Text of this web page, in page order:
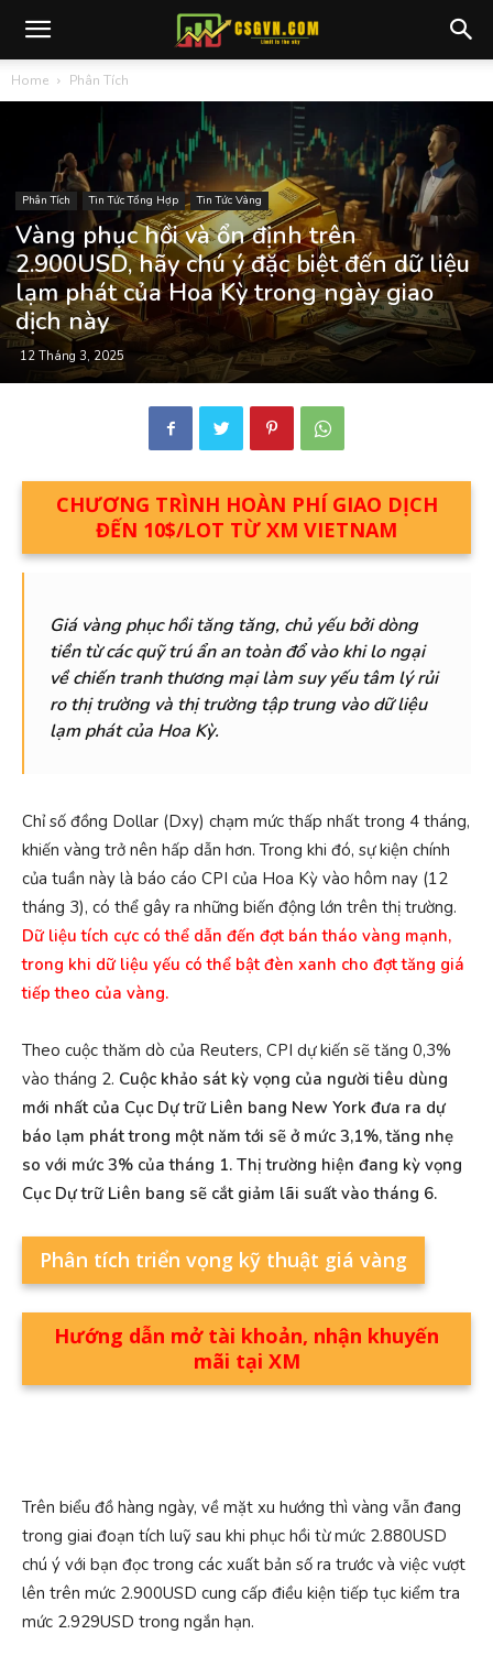
Home Phân Tích
Phân Tích Tin Tức Tổng Hợp Tin Tức Vàng
Vàng phục hồi và ổn định trên
2.900USD, hãy chú ý đặc biệt đến dữ liệu
lạm phát của Hoa Kỳ trong ngày giao
dịch này
12 Tháng 3, 2025
CHƯƠNG TRÌNH HOÀN PHÍ GIAO DỊCH
ĐẾN 10$/LOT TỪ XM VIETNAM
Giá vàng phục hồi tăng tăng, chủ yếu bởi dòng
tiền từcác quỹ trú ẩn an toàn đổ vàokhilo ngại
về chiến tranh thương mại làm suy yếu tâm lý rủi
ro thị trường và thị trường tập trung vào dữ liệu
lạm phát của Hoa Kỳ.
Chỉ số đồng Dollar (Dxy) chạm mức thấp nhất trong 4 tháng,
khiến vàng trở nên hấp dẫn hơn. Trong khi đó, sự kiện chính
của tuần này là báo cáo CPI của Hoa Kỳ vào hôm nay (12
tháng 3), có thể gây ra những biến động lớn trên thị trường.
Dữ liệu tích cực có thể dẫn đến đợt bán tháo vàng mạnh,
trong khi dữ liệu yếu có thể bật đèn xanh cho đợt tăng giá
tiếp theo của vàng.
Theo cuộc thăm dò của Reuters, CPI dự kiến ​​sẽ tăng 0,3%
vào tháng 2. Cuộc khảo sát kỳ vọng của người tiêu dùng
mới nhất của Cục Dự trữ Liên bang New York đưa ra dự
báo lạm phát trong một năm tới sẽ ở mức 3,1%, tăng nhẹ
so với mức 3% của tháng 1. Thị trường hiện đang kỳ vọng
Cục Dự trữ Liên bang sẽ cắt giảm lãi suất vào tháng 6.
Phân tích triển vọng kỹ thuật giá vàng
Hướng dẫn mở tài khoản, nhận khuyến
mãi tại XM
Trên biểu đồ hàng ngày, về mặt xu hướng thì vàng vẫn đang
trong giai đoạn tích luỹ sau khi phục hồi từ mức 2.880USD
chú ý với bạn đọc trong các xuất bản số ra trước và việc vượt
lên trên mức 2.900USD cung cấp điều kiện tiếp tục kiểm tra
mức 2.929USD trong ngắn hạn.